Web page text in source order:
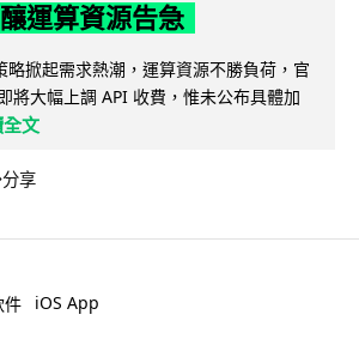
運算資源告急
略掀起需求熱潮，運算資源不勝負荷，官
將大幅上調 API 收費，惟未公布具體加
全文
分享
件 iOS App